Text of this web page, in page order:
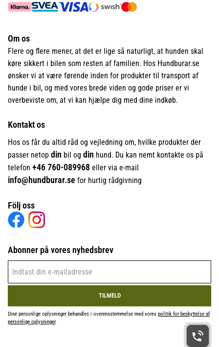
Om os
Flere og flere mener, at det er lige så naturligt, at hunden skal
køre sikkert i bilen som resten af familien. Hos Hundburar.se
ønsker vi at være førende inden for produkter til transport af
hunde i bil, og med vores brede viden og gode priser er vi
overbeviste om, at vi kan hjælpe dig med dine indkøb.
Kontakt os
Hos os får du altid råd og vejledning om, hvilke produkter der
passer netop din bil og din hund. Du kan nemt kontakte os på
telefon +46760-089968 eller via e-mail
info@hundburar.se for hurtig rådgivning
Följ oss
Abonner på vores nyhedsbrev
TILMELD
Dine personlige oplysninger behandles i overensstemmelse med vores politik for beskyttelse af
personlige oplysninger.